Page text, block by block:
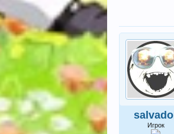
Игрок